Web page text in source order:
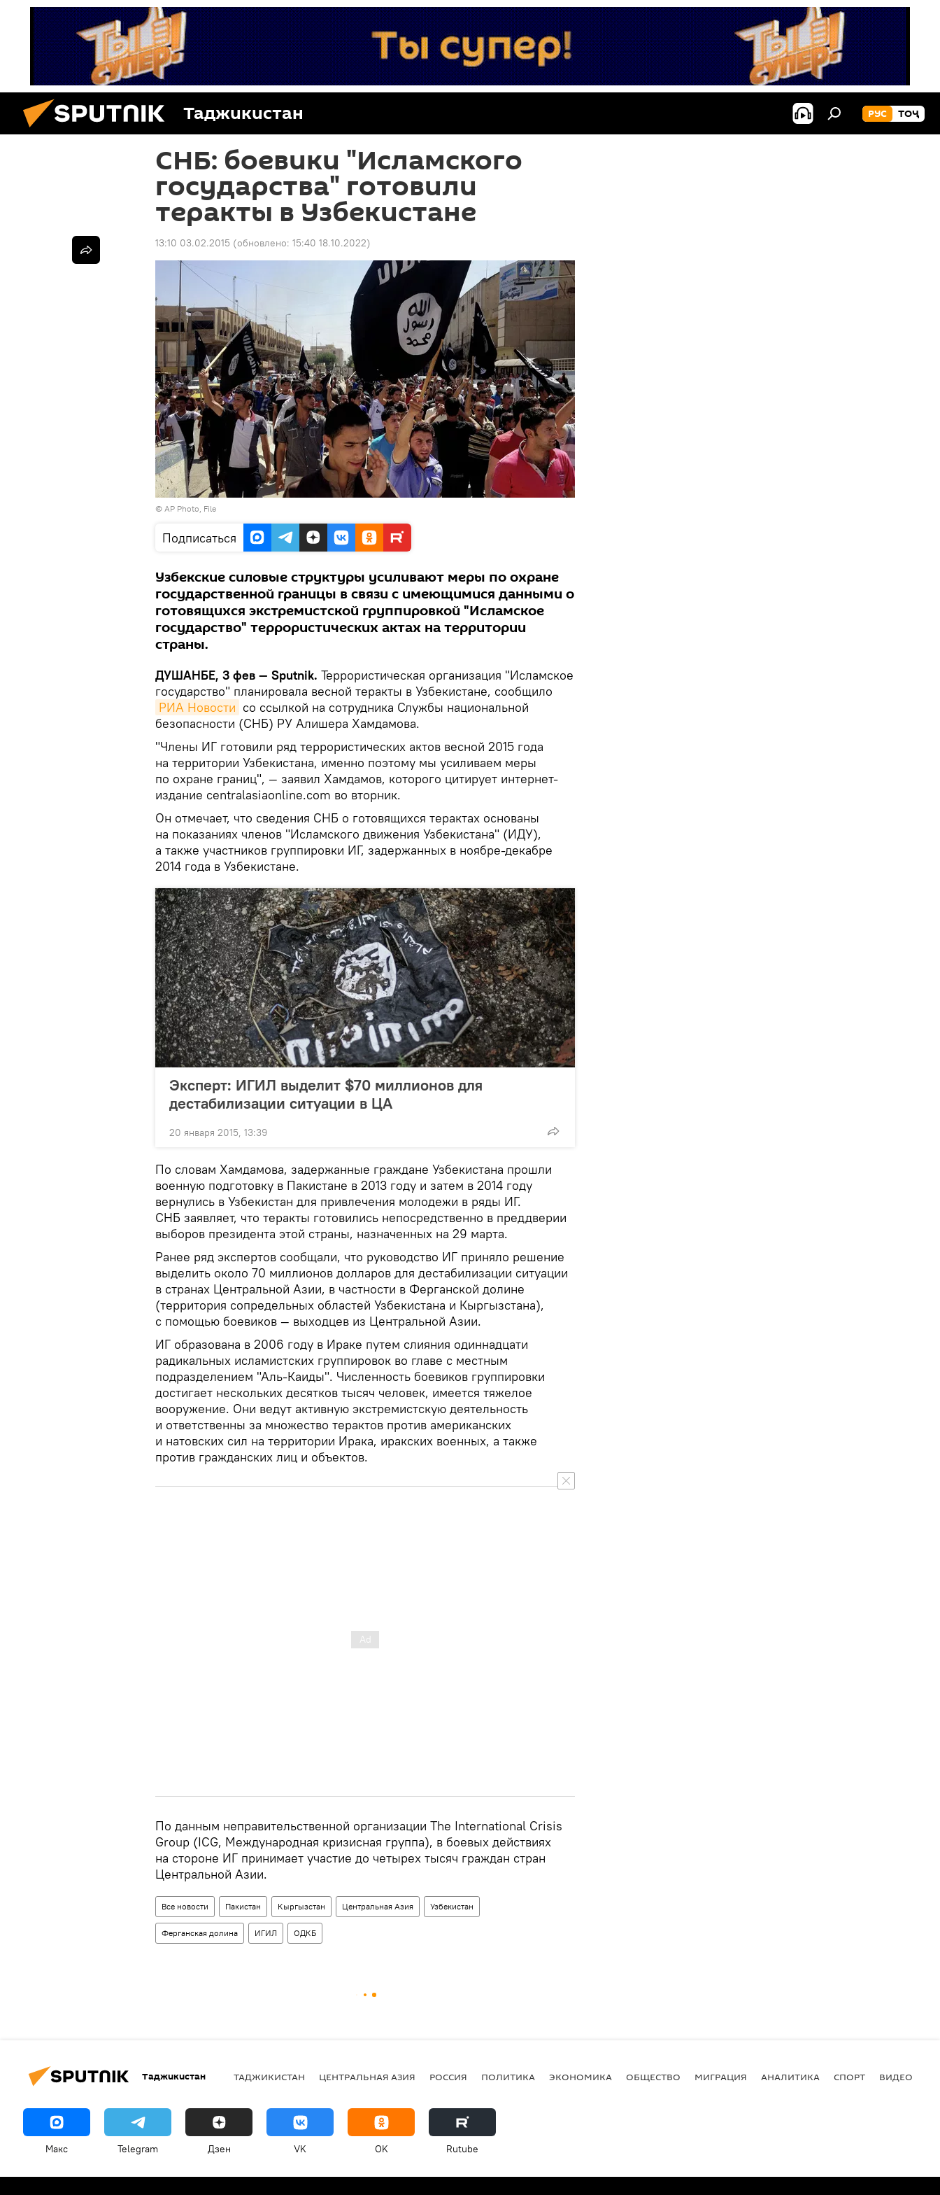
Таджикистан РУС ТОҶ
СНБ: боевики "Исламского
государства" готовили
теракты в Узбекистане
13:10 03.02.2015 (обновлено: 15:40 18.10.2022)
© AP Photo, File
Подписаться
Узбекские силовые структуры усиливают меры по охране
государственной границы в связи с имеющимися данными о
готовящихся экстремистской группировкой "Исламское
государство" террористических актах на территории
страны.
ДУШАНБЕ, 3 фев — Sputnik. Террористическая организация "Исламское
государство" планировала весной теракты в Узбекистане, сообщило
РИА Новости со ссылкой на сотрудника Службы национальной
безопасности (СНБ) РУ Алишера Хамдамова.
"Члены ИГ готовили ряд террористических актов весной 2015 года
на территории Узбекистана, именно поэтому мы усиливаем меры
по охране границ", — заявил Хамдамов, которого цитирует интернет-
издание centralasiaonline.com во вторник.
Он отмечает, что сведения СНБ о готовящихся терактах основаны
на показаниях членов "Исламского движения Узбекистана" (ИДУ),
а также участников группировки ИГ, задержанных в ноябре-декабре
2014 года в Узбекистане.
Эксперт: ИГИЛ выделит $70 миллионов для
дестабилизации ситуации в ЦА
20 января 2015, 13:39
По словам Хамдамова, задержанные граждане Узбекистана прошли
военную подготовку в Пакистане в 2013 году и затем в 2014 году
вернулись в Узбекистан для привлечения молодежи в ряды ИГ.
СНБ заявляет, что теракты готовились непосредственно в преддверии
выборов президента этой страны, назначенных на 29 марта.
Ранее ряд экспертов сообщали, что руководство ИГ приняло решение
выделить около 70 миллионов долларов для дестабилизации ситуации
в странах Центральной Азии, в частности в Ферганской долине
(территория сопредельных областей Узбекистана и Кыргызстана),
с помощью боевиков — выходцев из Центральной Азии.
ИГ образована в 2006 году в Ираке путем слияния одиннадцати
радикальных исламистских группировок во главе с местным
подразделением "Аль-Каиды". Численность боевиков группировки
достигает нескольких десятков тысяч человек, имеется тяжелое
вооружение. Они ведут активную экстремистскую деятельность
и ответственны за множество терактов против американских
и натовских сил на территории Ирака, иракских военных, а также
против гражданских лиц и объектов.
По данным неправительственной организации The International Crisis
Group (ICG, Международная кризисная группа), в боевых действиях
на стороне ИГ принимает участие до четырех тысяч граждан стран
Центральной Азии.
Все новости Пакистан Кыргызстан Центральная Азия Узбекистан
Ферганская долина ИГИЛ ОДКБ
Таджикистан ТАДЖИКИСТАН ЦЕНТРАЛЬНАЯ АЗИЯ РОССИЯ ПОЛИТИКА ЭКОНОМИКА ОБЩЕСТВО МИГРАЦИЯ АНАЛИТИКА СПОРТ ВИДЕО
Макс Telegram Дзен VK OK Rutube